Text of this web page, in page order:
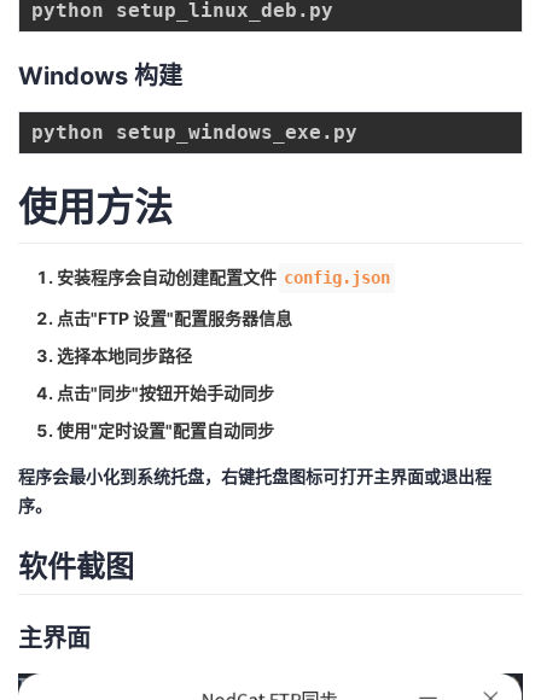
Windows 构建
使用方法
安装程序会自动创建配置文件 config.json
点击"FTP 设置"配置服务器信息
选择本地同步路径
点击"同步"按钮开始手动同步
使用"定时设置"配置自动同步
程序会最小化到系统托盘，右键托盘图标可打开主界面或退出程
序。
软件截图
主界面